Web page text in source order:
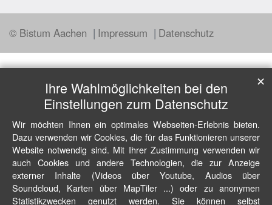
© Bistum Aachen Impressum Datenschutz
Ihre Wahlmöglichkeiten bei den
Einstellungen zum Datenschutz
Wir möchten Ihnen ein optimales Webseiten-Erlebnis bieten.
Dazu verwenden wir Cookies, die für das Funktionieren unserer
Website notwendig sind. Mit Ihrer Zustimmung verwenden wir
auch Cookies und andere Technologien, die zur Anzeige
externer Inhalte (Videos über Youtube, Audios über
Soundcloud, Karten über MapTiler ...) oder zu anonymen
Statistikzwecken genutzt werden. Sie können selbst
✕